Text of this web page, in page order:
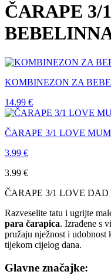
ČARAPE 3/
KOMBINEZON ZA
14.99 €
ČARAPE 3/1 LOVE
3.99 €
3.99 €
ČARAPE 3/1 LOVE
Razveselite tatu i ugrijte
para čarapica. Izrađene s
pružaju nježnost i
tijekom cijelog dana.
Glavne značajke: